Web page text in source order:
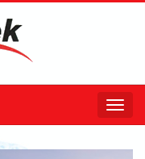
Göster